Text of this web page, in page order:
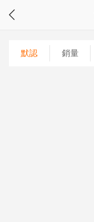
默認 銷量